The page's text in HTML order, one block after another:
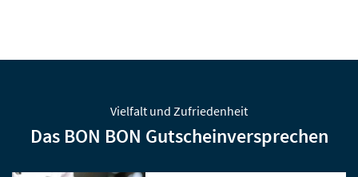
Vielfalt und Zufriedenheit
Das BON BON Gutscheinversprechen